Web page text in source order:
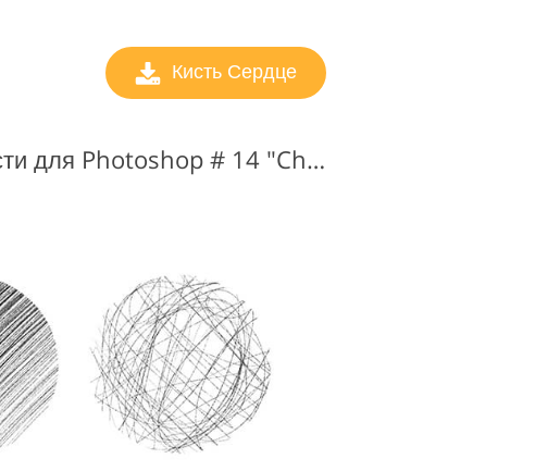
Кисть Сердце
Бесплатные кисти для Photoshop # 14 "Chaos"